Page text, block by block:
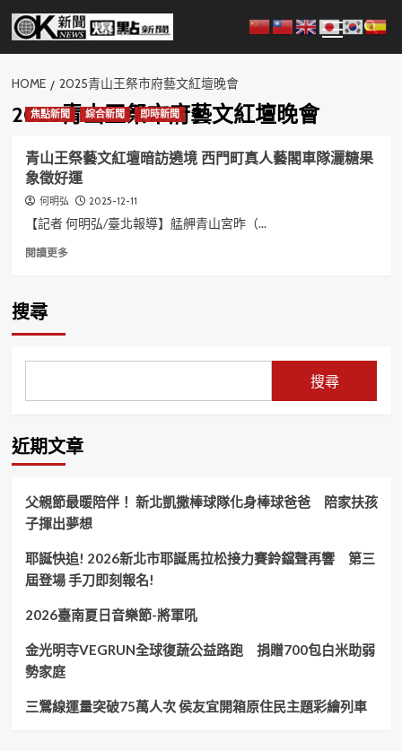
Skip
content
Menu
HOME 2025青山王祭市府藝文紅壇晚會
2025青山王祭市府藝文紅壇晚會
焦點新聞 綜合新聞 即時新聞
青山王祭藝文紅壇暗訪遶境 西門町真人藝閣車隊灑糖果
象徵好運
何明弘 2025-12-11
【記者 何明弘/臺北報導】艋舺青山宮昨（...
閱讀更多Read
紅
暗
訪
西
門
真
人
藝
閣
車
隊
灑
象
搜尋
搜尋
近期文章
父親節最暖陪伴！ 新北凱撒棒球隊化身棒球爸爸 陪家扶孩
子揮出夢想
耶誕快追! 2026新北市耶誕馬拉松接力賽鈴鐺聲再響 第三
屆登場 手刀即刻報名!
2026臺南夏日音樂節-將軍吼
金光明寺VEGRUN全球復蔬公益路跑 捐贈700包白米助弱
勢家庭
三鶯線運量突破75萬人次 侯友宜開箱原住民主題彩繪列車